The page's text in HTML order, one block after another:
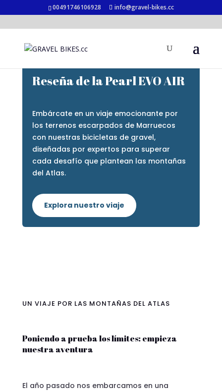
00491746106928 info@gravel-bikes.cc
Reseña de la Pearl EVO AIR
Embárcate en un viaje emocionante por
los terrenos escarpados de Marruecos
con nuestras bicicletas de gravel,
diseñadas por expertos para superar
cada desafío que plantean las montañas
del Atlas.
Explora nuestro viaje
UN VIAJE POR LAS MONTAÑAS DEL ATLAS
Poniendo a prueba los límites: empieza
nuestra aventura
El año pasado nos embarcamos en una